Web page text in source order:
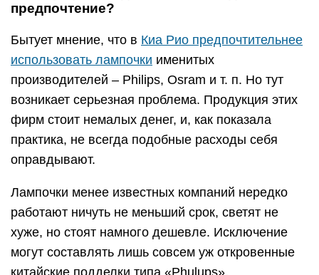
предпочтение?
Бытует мнение, что в Киа Рио предпочтительнее
использовать лампочки именитых
производителей – Philips, Osram и т. п. Но тут
возникает серьезная проблема. Продукция этих
фирм стоит немалых денег, и, как показала
практика, не всегда подобные расходы себя
оправдывают.
Лампочки менее известных компаний нередко
работают ничуть не меньший срок, светят не
хуже, но стоят намного дешевле. Исключение
могут составлять лишь совсем уж откровенные
китайские подделки типа «Phulups»,